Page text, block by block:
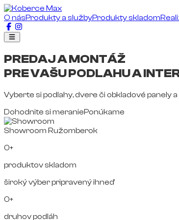
O násProdukty a službyProdukty skladom
PREDAJ A MONTÁŽ
PRE VAŠU PODLAHU A
Vyberte si podlahy, dvere či obkladové panely
Dohodnite si meraniePonúkame
Showroom Ružomberok
0+
produktov skladom
široký výber pripravený ihneď
0+
druhov podláh